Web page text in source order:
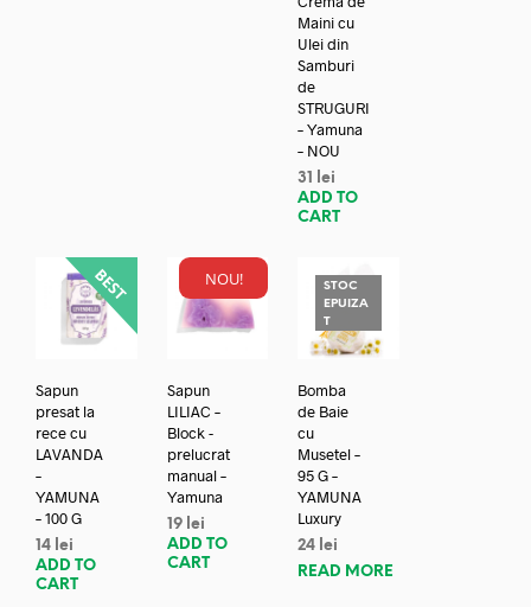
Maini cu
Ulei din
Samburi
de
STRUGURI
– Yamuna
– NOU
31
lei
ADD TO
CART
Sapun
presat la
rece cu
LAVANDA
–
YAMUNA
– 100 G
14 lei
ADD TO
CART
NOU!
Sapun
LILIAC –
Block -
prelucrat
manual –
Yamuna
19 lei
ADD TO
CART
STOC
EPUIZA
T
Bomba
de Baie
cu
Musetel –
95 G –
YAMUNA
Luxury
24 lei
READ MORE